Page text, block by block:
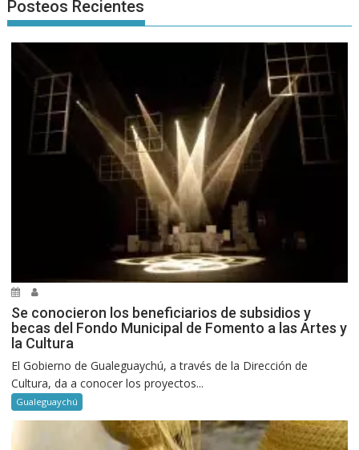
Posteos Recientes
Se conocieron los beneficiarios de subsidios y
becas del Fondo Municipal de Fomento a las Artes y
la Cultura
El Gobierno de Gualeguaychú, a través de la Dirección de
Cultura, da a conocer los proyectos...
Gualeguaychú